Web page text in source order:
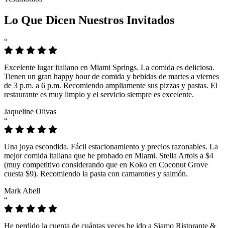
Lo Que Dicen Nuestros Invitados
“
Excelente lugar italiano en Miami Springs. La comida es deliciosa.
Tienen un gran happy hour de comida y bebidas de martes a viernes
de 3 p.m. a 6 p.m. Recomiendo ampliamente sus pizzas y pastas. El
restaurante es muy limpio y el servicio siempre es excelente.
Jaqueline Olivas
“
Una joya escondida. Fácil estacionamiento y precios razonables. La
mejor comida italiana que he probado en Miami. Stella Artois a $4
(muy competitivo considerando que en Koko en Coconut Grove
cuesta $9). Recomiendo la pasta con camarones y salmón.
Mark Abell
“
He perdido la cuenta de cuántas veces he ido a Siamo Ristorante &